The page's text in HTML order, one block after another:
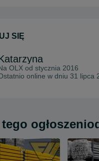
SIĘ
OLX od stycznia 2016
online w dniu 31 lipca